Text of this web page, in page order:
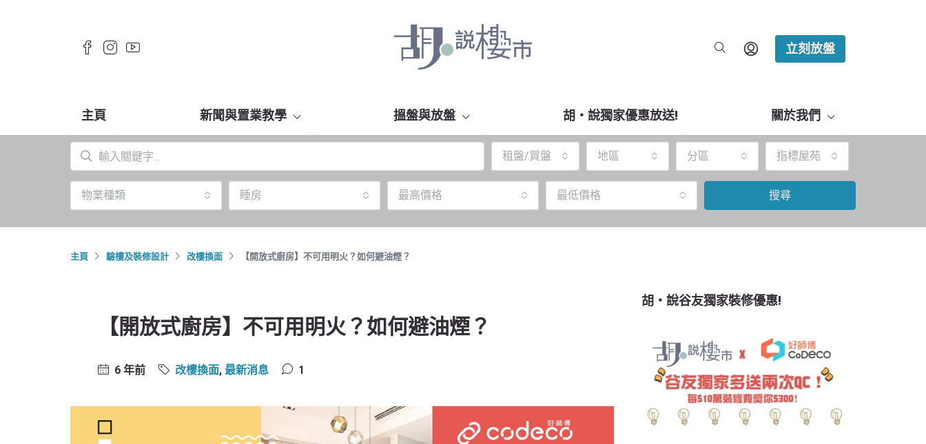
立刻放盤
主頁 新聞與置業教學 搵盤與放盤 胡‧說獨家優惠放送! 關於我們
租盤/買盤 地區 分區 指標屋苑
物業種類 睡房 最高價格 最低價格 搜尋
主頁 驗樓及裝修設計 改樓換面 【開放式廚房】不可用明火？如何避油煙？
【開放式廚房】不可用明火？如何避油煙？
6 年前 改樓換面, 最新消息 1
胡‧說谷友獨家裝修優惠!